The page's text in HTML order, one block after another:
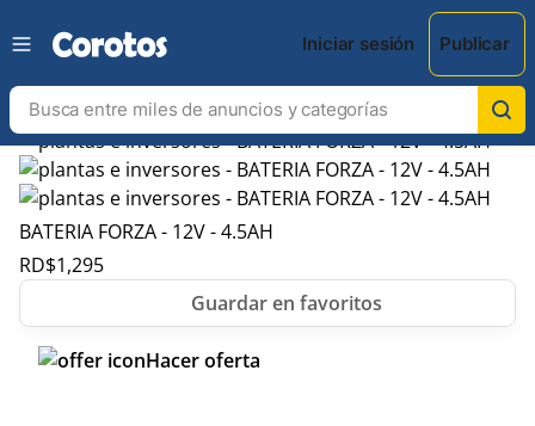
Iniciar sesión Publicar
BATERIA FORZA - 12V - 4.5AH
RD$1,295
Hacer oferta